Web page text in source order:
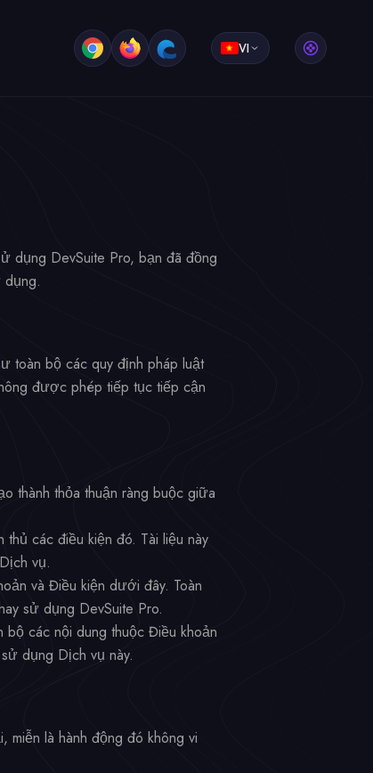
VI
dụng DevSuite Pro, bạn đã đồng
dụng.
toàn bộ các quy định pháp luật
được phép tiếp tục tiếp cận
thành thỏa thuận ràng buộc giữa
các điều kiện đó. Tài liệu này
vụ.
và Điều kiện dưới đây. Toàn
sử dụng DevSuite Pro.
bộ các nội dung thuộc Điều khoản
dụng Dịch vụ này.
là hành động đó không vi